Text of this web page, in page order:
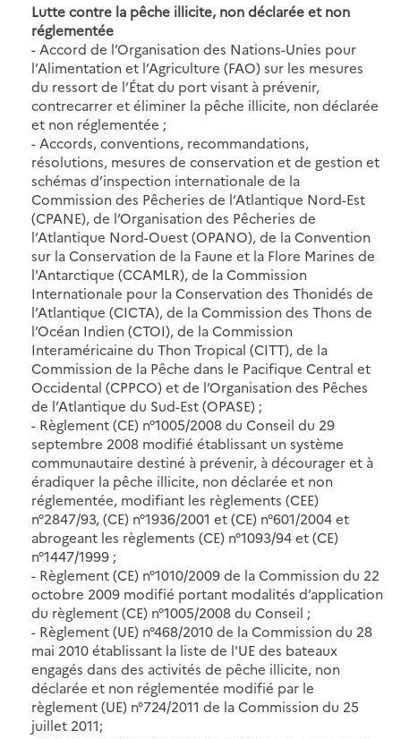
Lutte contre la pêche illicite, non déclarée et non
réglementée
- Accord de l’Organisation des Nations-Unies pour
l’Alimentation et l’Agriculture (FAO) sur les mesures
du ressort de l’État du port visant à prévenir,
contrecarrer et éliminer la pêche illicite, non déclarée
et non réglementée ;
- Accords, conventions, recommandations,
résolutions, mesures de conservation et de gestion et
schémas d’inspection internationale de la
Commission des Pêcheries de l’Atlantique Nord-Est
(CPANE), de l’Organisation des Pêcheries de
l’Atlantique Nord-Ouest (OPANO), de la Convention
sur la Conservation de la Faune et la Flore Marines de
l'Antarctique (CCAMLR), de la Commission
Internationale pour la Conservation des Thonidés de
l’Atlantique (CICTA), de la Commission des Thons de
l’Océan Indien (CTOI), de la Commission
Interaméricaine du Thon Tropical (CITT), de la
Commission de la Pêche dans le Pacifique Central et
Occidental (CPPCO) et de l’Organisation des Pêches
de l’Atlantique du Sud-Est (OPASE) ;
- Règlement (CE) n°1005/2008 du Conseil du 29
septembre 2008 modifié établissant un système
communautaire destiné à prévenir, à décourager et à
éradiquer la pêche illicite, non déclarée et non
réglementée, modifiant les règlements (CEE)
n°2847/93, (CE) n°1936/2001 et (CE) n°601/2004 et
abrogeant les règlements (CE) n°1093/94 et (CE)
n°1447/1999 ;
- Règlement (CE) n°1010/2009 de la Commission du 22
octobre 2009 modifié portant modalités d’application
du règlement (CE) n°1005/2008 du Conseil ;
- Règlement (UE) n°468/2010 de la Commission du 28
mai 2010 établissant la liste de l'UE des bateaux
engagés dans des activités de pêche illicite, non
déclarée et non réglementée modifié par le
règlement (UE) n°724/2011 de la Commission du 25
juillet 2011;